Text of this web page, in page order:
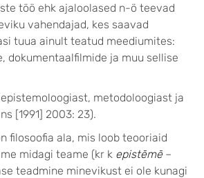
töö ehk ajaloolased n-ö teevad
vahendajad, kes saavad
tuua ainult teatud meediumites:
dokumentaalfilmide ja muu sellise
metodoloogiast ja
[1991] 2003: 23).
filosoofia ala, mis loob teooriaid
midagi teame (kr k epistēmē–
teadmine minevikust ei ole kunagi